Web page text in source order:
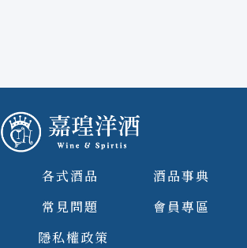
各式酒品
酒品事典
常見問題
會員專區
隱私權政策